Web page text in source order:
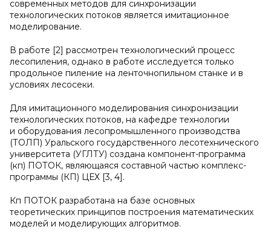
современных методов для синхронизации
технологических потоков является имитационное
моделирование.
В работе [2] рассмотрен технологический процесс
лесопиления, однако в работе исследуется только
продольное пиление на ленточнопильном станке и в
условиях лесосеки.
Для имитационного моделирования синхронизации
технологических потоков, на кафедре технологии
и оборудования лесопромышленного производства
(ТОЛП) Уральского государственного лесотехнического
университета (УГЛТУ) создана компонент-программа
(кп) ПОТОК, являющаяся составной частью комплекс-
программы (КП) ЦЕХ [3, 4].
Кп ПОТОК разработана на базе основных
теоретических принципов построения математических
моделей и моделирующих алгоритмов.